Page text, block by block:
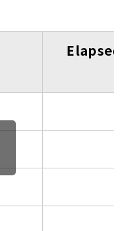
Elapsed